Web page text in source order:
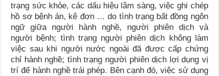
trạng sức khỏe, các dấu hiệu lâm sàng, việc ghi chép
hồ sơ bệnh án, kê đơn … do tình trạng bất đồng ngôn
ngữ giữa người hành nghề, người phiên dịch và
người bệnh; tình trạng người phiên dịch không làm
việc sau khi người nước ngoài đã được cấp chứng
chỉ hành nghề; tình trạng người phiên dịch lợi dụng vị
trí để hành nghề trái phép. Bên cạnh đó, việc sử dụng